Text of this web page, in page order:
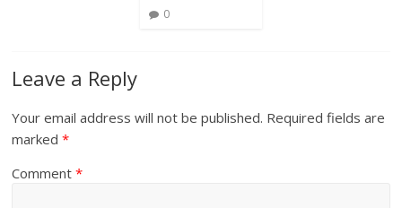
0
Leave a Reply
Your email address will not be published. Required fields are
marked*
Comment*